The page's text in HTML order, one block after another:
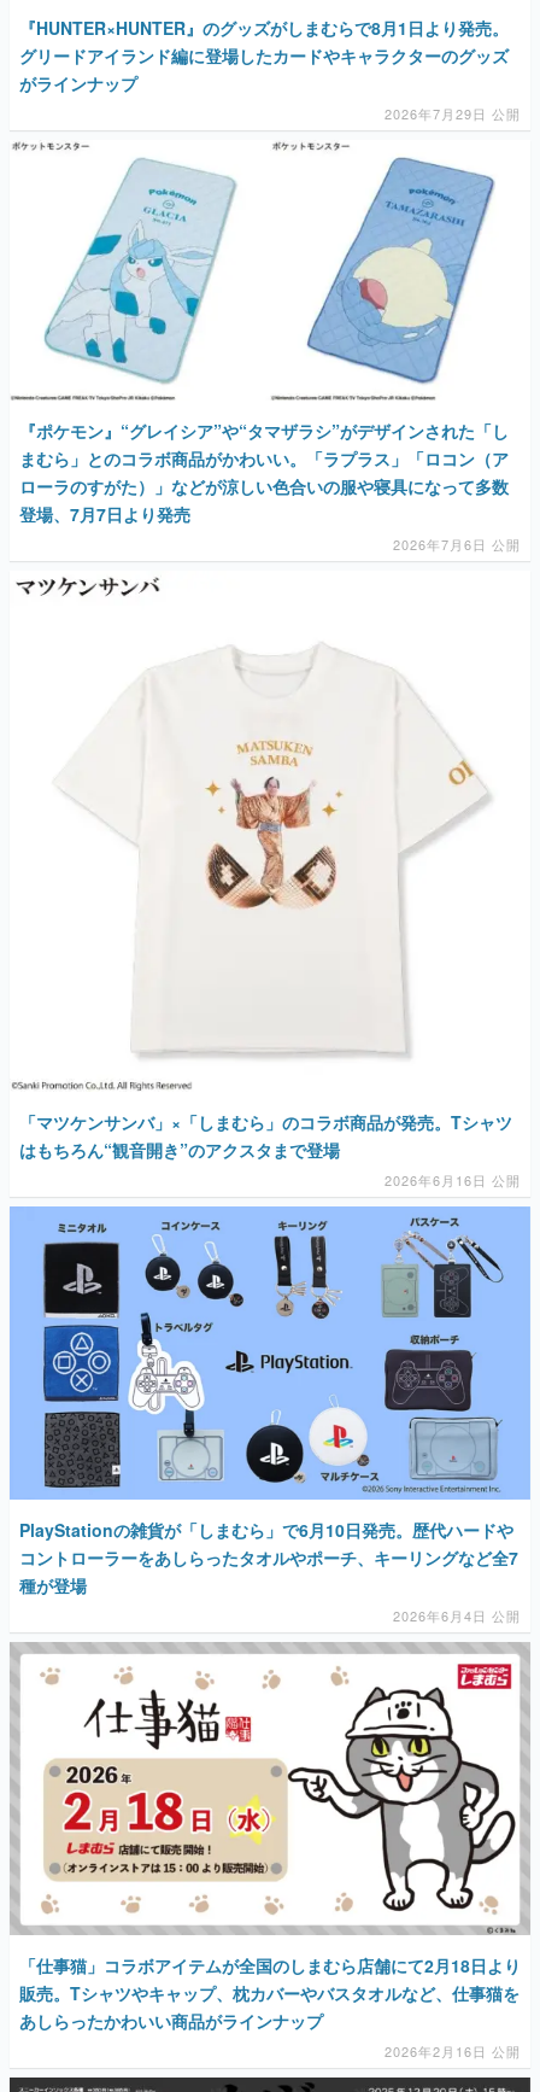
女性向け
アプリレビュー
その他
電ファミニコゲーマーとは？
運営：株式会社マレ
『HUNTER×HUNTER』のグッズがしまむらで8月1日より発売。
グリードアイランド編に登場したカードやキャラクターのグッズ
がラインナップ
2026年7月29日 公開
『ポケモン』“グレイシア”や“タマザラシ”がデザインされた「し
まむら」とのコラボ商品がかわいい。「ラプラス」「ロコン（ア
ローラのすがた）」などが涼しい色合いの服や寝具になって多数
登場、7月7日より発売
2026年7月6日 公開
「マツケンサンバ」×「しまむら」のコラボ商品が発売。Tシャツ
はもちろん“観音開き”のアクスタまで登場
2026年6月16日 公開
PlayStationの雑貨が「しまむら」で6月10日発売。歴代ハードや
コントローラーをあしらったタオルやポーチ、キーリングなど全7
種が登場
2026年6月4日 公開
「仕事猫」コラボアイテムが全国のしまむら店舗にて2月18日より
販売。Tシャツやキャップ、枕カバーやバスタオルなど、仕事猫を
あしらったかわいい商品がラインナップ
2026年2月16日 公開